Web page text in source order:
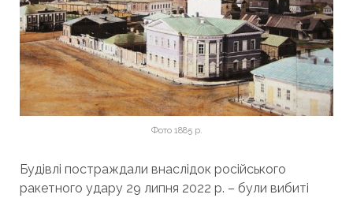
Фото 1885 р.
Будівлі постраждали внаслідок російського
ракетного удару 29 липня 2022 р. – були вибиті